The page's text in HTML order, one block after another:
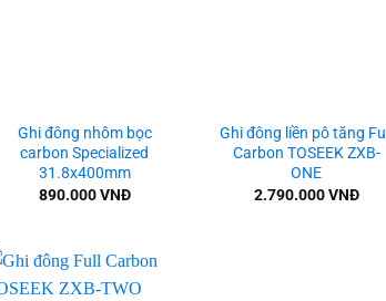
Ghi đông nhôm bọc
carbon Specialized
31.8x400mm
890.000VNĐ
Ghi đông liền pô tăng Full
Carbon TOSEEK ZXB-
ONE
2.790.000VNĐ